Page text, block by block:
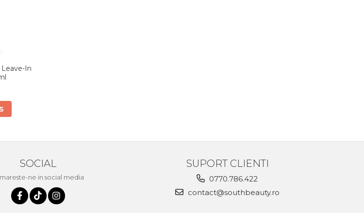
Leave-In
SOCIAL
ne in social media
SUPORT CLIENTI
0770.786.422
contact@southbeauty.ro